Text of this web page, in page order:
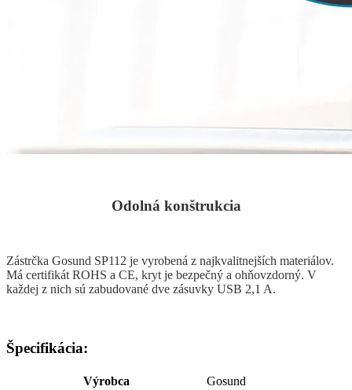
Odolná konštrukcia
Zástrčka Gosund SP112 je vyrobená z najkvalitnejších materiálov.
Má certifikát ROHS a CE, kryt je bezpečný a ohňovzdorný. V
každej z nich sú zabudované dve zásuvky USB 2,1 A.
Špecifikácia:
Výrobca
Gosund